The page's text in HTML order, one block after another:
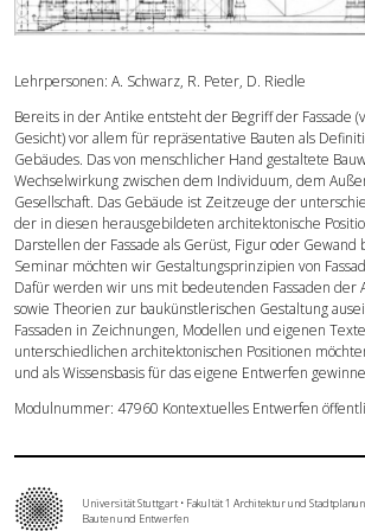
Forschung
Publikationen
Kontakt
Lehrpersonen: A. Schwarz, R. Peter, D. Riedle
Bereits in der Antike entsteht der Begriff der Fassade
Gesicht) vor allem für repräsentative Bauten als
Gebäudes. Das von menschlicher Hand gestaltete
Wechselwirkung zwischen dem Individuum, dem
Gesellschaft. Das Gebäude ist Zeitzeuge der
der in diesen herausgebildeten architektonische
Darstellen der Fassade als Gerüst, Figur oder
Seminar möchten wir Gestaltungsprinzipien von
Dafür werden wir uns mit bedeutenden Fassaden der
sowie Theorien zur baukünstlerischen Gestaltung
Fassaden in Zeichnungen, Modellen und eigenen
unterschiedlichen architektonischen Positionen
und als Wissensbasis für das eigene Entwerfen
Modulnummer: 47960 Kontextuelles Entwerfen
Universität Stuttgart • Fakultät 1 Architektur und
Bauten und Entwerfen